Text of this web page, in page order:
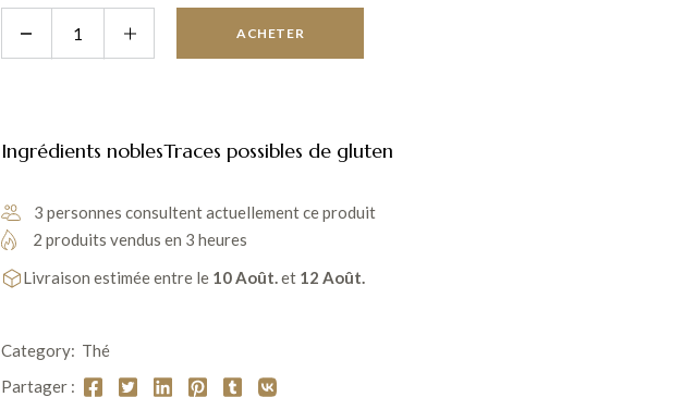
ACHETER
Ingrédients noblesTraces possibles de gluten
3 personnes consultent actuellement ce produit
2 produits vendus en 3 heures
Livraison estimée entre le 10 Août.et 12 Août.
Category: Thé
Partager :